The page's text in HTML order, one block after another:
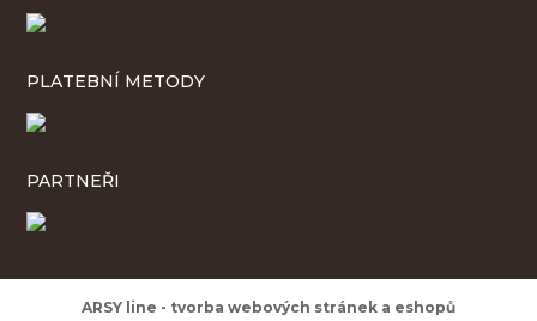
PLATEBNÍ METODY
PARTNEŘI
ARSY line - tvorba webových stránek a eshopů